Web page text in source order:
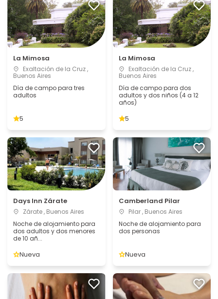
La Mimosa
Exaltación de la Cruz ,
Buenos Aires
Día de campo para tres
adultos
5
La Mimosa
Exaltación de la Cruz ,
Buenos Aires
Día de campo para dos
adultos y dos niños (4 a 12
años)
5
Days Inn Zárate
Zárate , Buenos Aires
Noche de alojamiento para
dos adultos y dos menores
de 10 añ...
Nueva
Camberland Pilar
Pilar , Buenos Aires
Noche de alojamiento para
dos personas
Nueva